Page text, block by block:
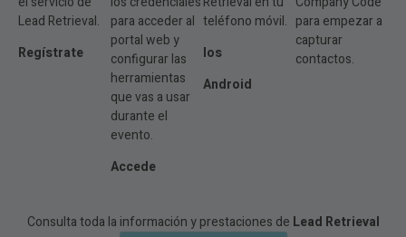
Lead Retrieval.
Regístrate
para acceder al
portal web y
configurar las
herramientas
que vas a usar
durante el
evento.
Accede
teléfono móvil.
Ios
Android
para empezar a
capturar
contactos.
Consulta toda la información y prestaciones de Lead Retrieval